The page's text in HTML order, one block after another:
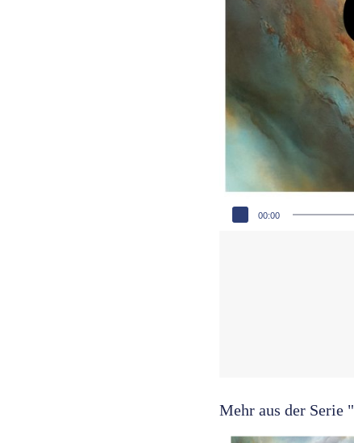
00:00
Mehr aus der Serie "